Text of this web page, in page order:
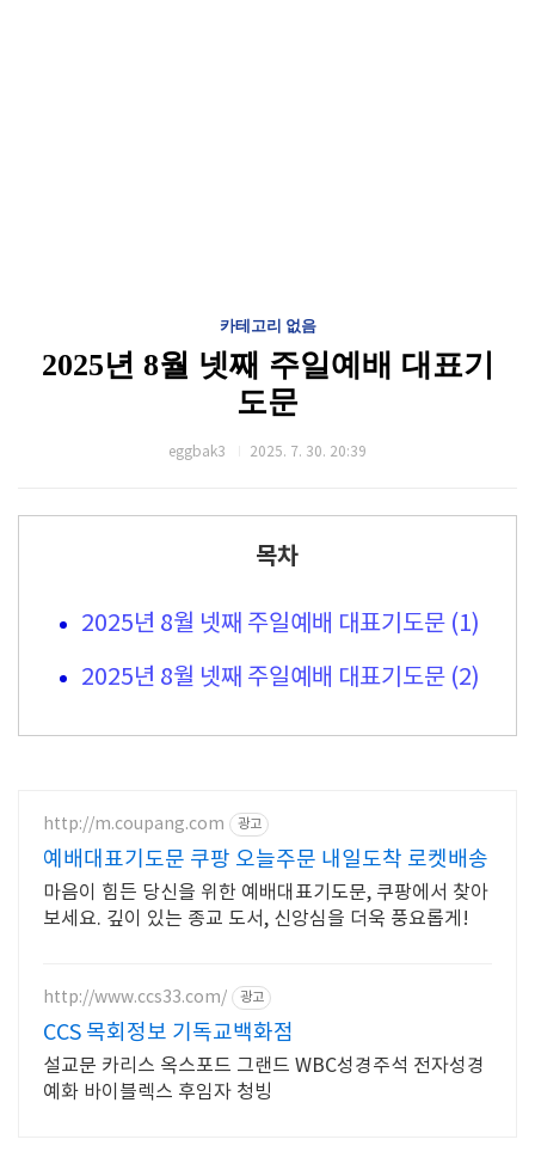
카테고리 없음
2025년 8월 넷째 주일예배 대표기
도문
eggbak3 2025. 7. 30. 20:39
목차
2025년 8월 넷째 주일예배 대표기도문 (1)
2025년 8월 넷째 주일예배 대표기도문 (2)
http://m.coupang.com 광고
예배대표기도문 쿠팡 오늘주문 내일도착 로켓배송
마음이 힘든 당신을 위한 예배대표기도문, 쿠팡에서 찾아
보세요. 깊이 있는 종교 도서, 신앙심을 더욱 풍요롭게!
http://www.ccs33.com/ 광고
CCS 목회정보 기독교백화점
설교문 카리스 옥스포드 그랜드 WBC성경주석 전자성경
예화 바이블렉스 후임자 청빙